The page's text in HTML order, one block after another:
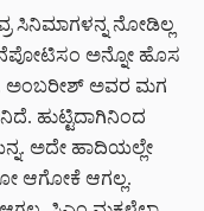
ಸಿನಿಮಾಗಳನ್ನ ನೋಡಿಲ್ಲ
ನೆಪೋಟಿಸಂ ಅನ್ನೋ ಹೊಸ
ಅಂಬರೀಶ್ ಅವರ ಮಗ
ಹುಟ್ಟಿದಾಗಿನಿಂದ
ಅದೇ ಹಾದಿಯಲ್ಲೇ
ಆಗೋಕೆ ಆಗಲ್ಲ.